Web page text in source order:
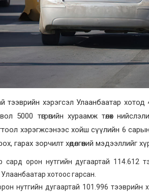
тээврийн хэрэгсэл Улаанбаатар
5000 төгрөгийн хураамж төлөх
хэрэгжсэнээс хойш сүүлийн 6
гарах зорчилт хөдөлгөөний мэдээллийг
сард орон нутгийн дугаартай 114.612
хотоос гарсан.
нутгийн дугаартай 101.996